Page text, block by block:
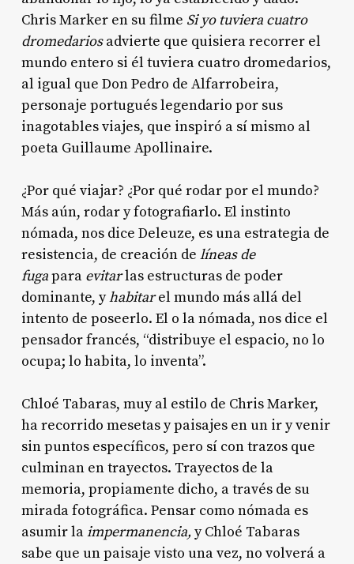
Chris Marker en su filme Si yo tuviera cuatro
dromedariosadvierte que quisiera recorrer el
mundo entero si él tuviera cuatro dromedarios,
al igual que Don Pedro de Alfarrobeira,
personaje portugués legendario por sus
inagotables viajes, que inspiró a sí mismo al
poeta Guillaume Apollinaire.
¿Por qué viajar? ¿Por qué rodar por el mundo?
Más aún, rodar y fotografiarlo. El instinto
nómada, nos dice Deleuze, es una estrategia de
resistencia, de creación de líneas de
fugapara evitarlas estructuras de poder
dominante, yhabitarel mundo más allá del
intento de poseerlo. El o la nómada, nos dice el
pensador francés, “distribuye el espacio, no lo
ocupa; lo habita, lo inventa”.
Chloé Tabaras, muy al estilo de Chris Marker,
ha recorrido mesetas y paisajes en un ir y venir
sin puntos específicos, pero sí con trazos que
culminan en trayectos. Trayectos de la
memoria, propiamente dicho, a través de su
mirada fotográfica. Pensar como nómada es
asumir laimpermanencia, y Chloé Tabaras
sabe que un paisaje visto una vez, no volverá a